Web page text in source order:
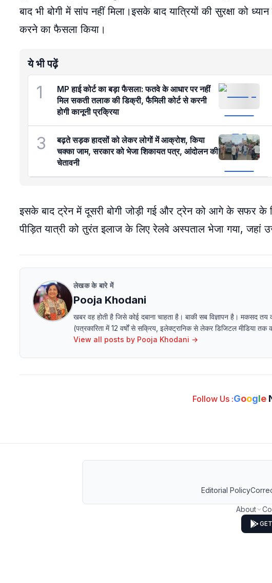
बाद भी बोगी में सांप नहीं मिला।इसके बाद यात्रियों की सुरक्षा को
करने का फैसला किया।
ये भी पढ़ें
1
MP हाई कोर्ट का बड़ा फैसला: फतवे के आधार पर नहीं
मिल सकती तलाक की डिक्री, फैमिली कोर्ट से करनी
होगी कानूनी प्रक्रिया
3
बढ़ते सड़क हादसों को लेकर लोगों में आक्रोश, किया
चक्का जाम, सरकार को भेजा शिकायत पत्र, आंदोलन की
चेतावनी
इसके बाद ट्रेन में दूसरी बोगी जोड़ी गई और ट्रेन को आगे के सफर के
पीड़ित यात्री को तुरंत इलाज के लिए रेलवे अस्पताल भेजा गया, जहां
लेखक के बारे में
Pooja Khodani
खबर वह होती है जिसे कोई दबाना चाहता है। बाकी सब विज्ञापन है। मकसद
(पत्रकारिता में 12 वर्षों से सक्रिय, इलेक्ट्रानिक से लेकर डिजिटल मीडिया
View all posts by Pooja Khodani →
Follow Us :Google
Editorial Policy
About